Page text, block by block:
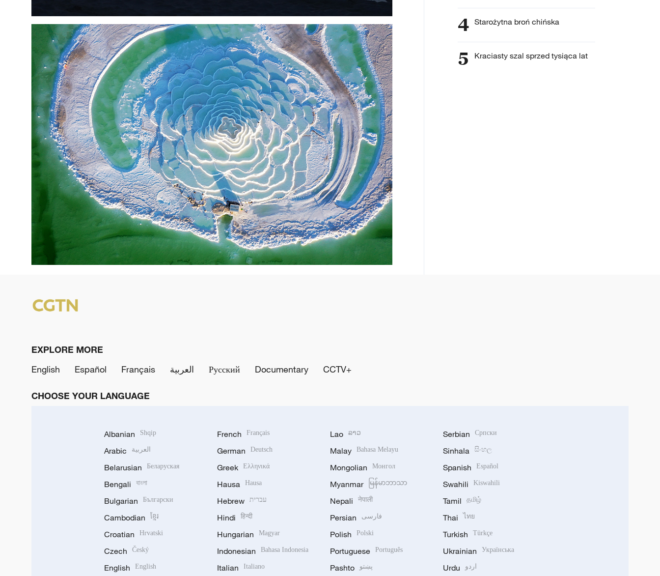
4 Starożytna broń chińska
5 Kraciasty szal sprzed tysiąca lat
EXPLORE MORE
English
Español Français العربية Русский Documentary CCTV+
CHOOSE YOUR LANGUAGE
Albanian Shqip
Arabic العربية
Belarusian Беларуская
Bengali বাংলা
Bulgarian Български
Cambodian ខ្មែរ
Croatian Hrvatski
Czech Český
English English
French Français
German Deutsch
Greek Ελληνικά
Hausa Hausa
Hebrew עברית
Hindi हिन्दी
Hungarian Magyar
Indonesian Bahasa Indonesia
Italian Italiano
Lao ລາວ
Malay Bahasa Melayu
Mongolian Монгол
Myanmar မြန်မာဘာသာ
Nepali नेपाली
Persian فارسی
Polish Polski
Portuguese Português
Pashto پښتو
Serbian Српски
Sinhala සිංහල
Spanish Español
Swahili Kiswahili
Tamil தமிழ்
Thai ไทย
Turkish Türkçe
Ukrainian Українська
Urdu اردو